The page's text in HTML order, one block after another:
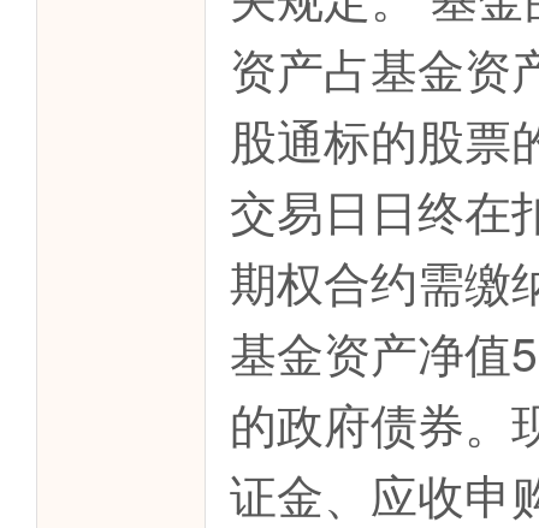
资产占基金资
股通标的股票
交易日日终在
期权合约需缴
基金资产净值
的政府债券。
证金、应收申